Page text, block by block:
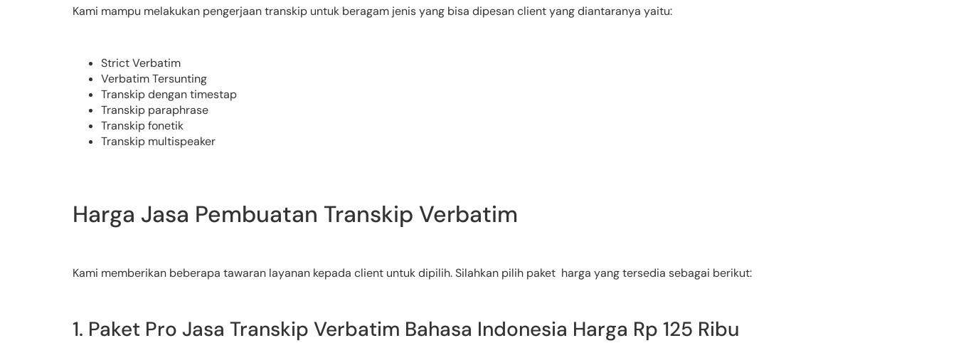
Kami mampu melakukan pengerjaan transkip untuk beragam jenis yang bisa dipesan client yang diantaranya yaitu:
Strict Verbatim
Verbatim Tersunting
Transkip dengan timestap
Transkip paraphrase
Transkip fonetik
Transkip multispeaker
Harga Jasa Pembuatan Transkip Verbatim
Kami memberikan beberapa tawaran layanan kepada client untuk dipilih. Silahkan pilih paket harga yang tersedia sebagai berikut:
1. Paket Pro Jasa Transkip Verbatim Bahasa Indonesia Harga Rp 125 Ribu